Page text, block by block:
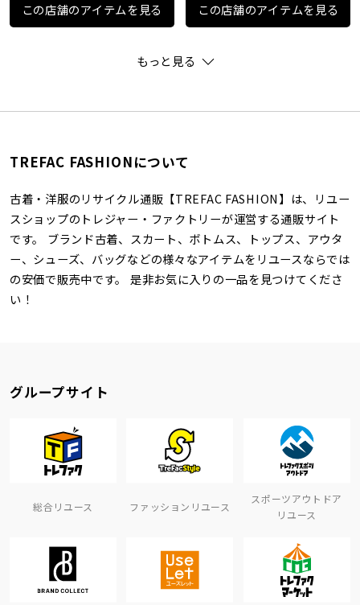
この店舗のアイテムを見る
この店舗のアイテムを見る
もっと見る
TREFAC FASHIONについて
古着・洋服のリサイクル通販【TREFAC FASHION】は、リユー
スショップのトレジャー・ファクトリーが運営する通販サイト
です。 ブランド古着、スカート、ボトムス、トップス、アウタ
ー、シューズ、バッグなどの様々なアイテムをリユースならでは
の安価で販売中です。 是非お気に入りの一品を見つけてくださ
い！
グループサイト
総合リユース ファッションリユース
スポーツアウトドア
リユース